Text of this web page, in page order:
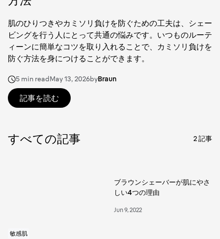
肌のひりつきやカミソリ負けを防ぐための工夫は、シェー
ビングを行う人にとって共通の悩みです。いつものルーテ
ィーンに簡単なコツを取り入れることで、カミソリ負けを
防ぐ方法を身につけることができます。
5 min readMay 13, 2026byBraun
記事を読む
すべての記事 2記事
敏感肌
ブラウンシェーバーが肌にやさ
しい4つの理由
Jun 9, 2022